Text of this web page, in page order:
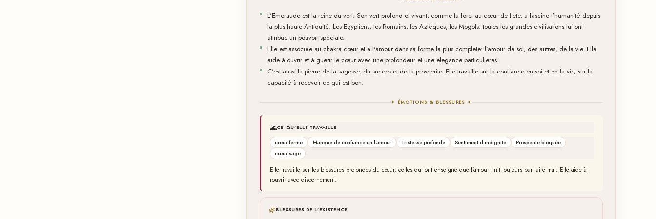
L'Emeraude est la reine du vert. Son vert profond et vivant, comme la foret au cœur de l'ete, a fascine l'humanité depuis
la plus haute Antiquité. Les Egyptiens, les Romains, les Aztèques, les Mogols: toutes les grandes civilisations lui ont
attribue un pouvoir spéciale.
Elle est associée au chakra cœur et a l'amour dans sa forme la plus complete: l'amour de soi, des autres, de la vie. Elle
aide à ouvrir et à guerir le cœur avec une profondeur et une elegance particulieres.
C'est aussi la pierre de la sagesse, du succes et de la prosperite. Elle travaille sur la confiance en soi et en la vie, sur la
capacité à recevoir ce qui est bon.
✦ ÉMOTIONS & BLESSURES ✦
🌊CE QU'ELLE TRAVAILLE
cœur ferme Manque de confiance en l'amour Tristesse profonde Sentiment d'indignite
Prosperite bloquée
cœur sage
Elle travaille sur les blessures profondes du cœur, celles qui ont enseigne que l'amour finit toujours par faire mal. Elle aide à
rouvrir avec discernement.
🌿BLESSURES DE L'EXISTENCE